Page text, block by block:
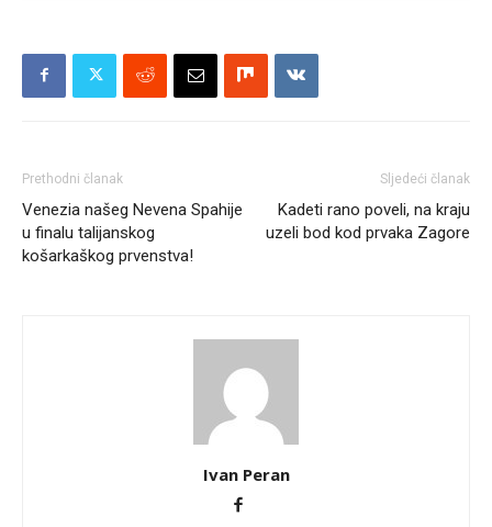
Prethodni članak
Venezia našeg Nevena Spahije
u finalu talijanskog
košarkaškog prvenstva!
Sljedeći članak
Kadeti rano poveli, na kraju
uzeli bod kod prvaka Zagore
Ivan Peran